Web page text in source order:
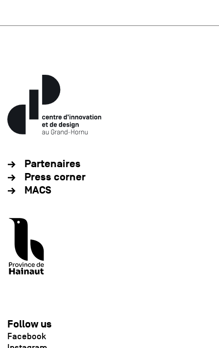
Partenaires
Press corner
MACS
Follow us
Facebook